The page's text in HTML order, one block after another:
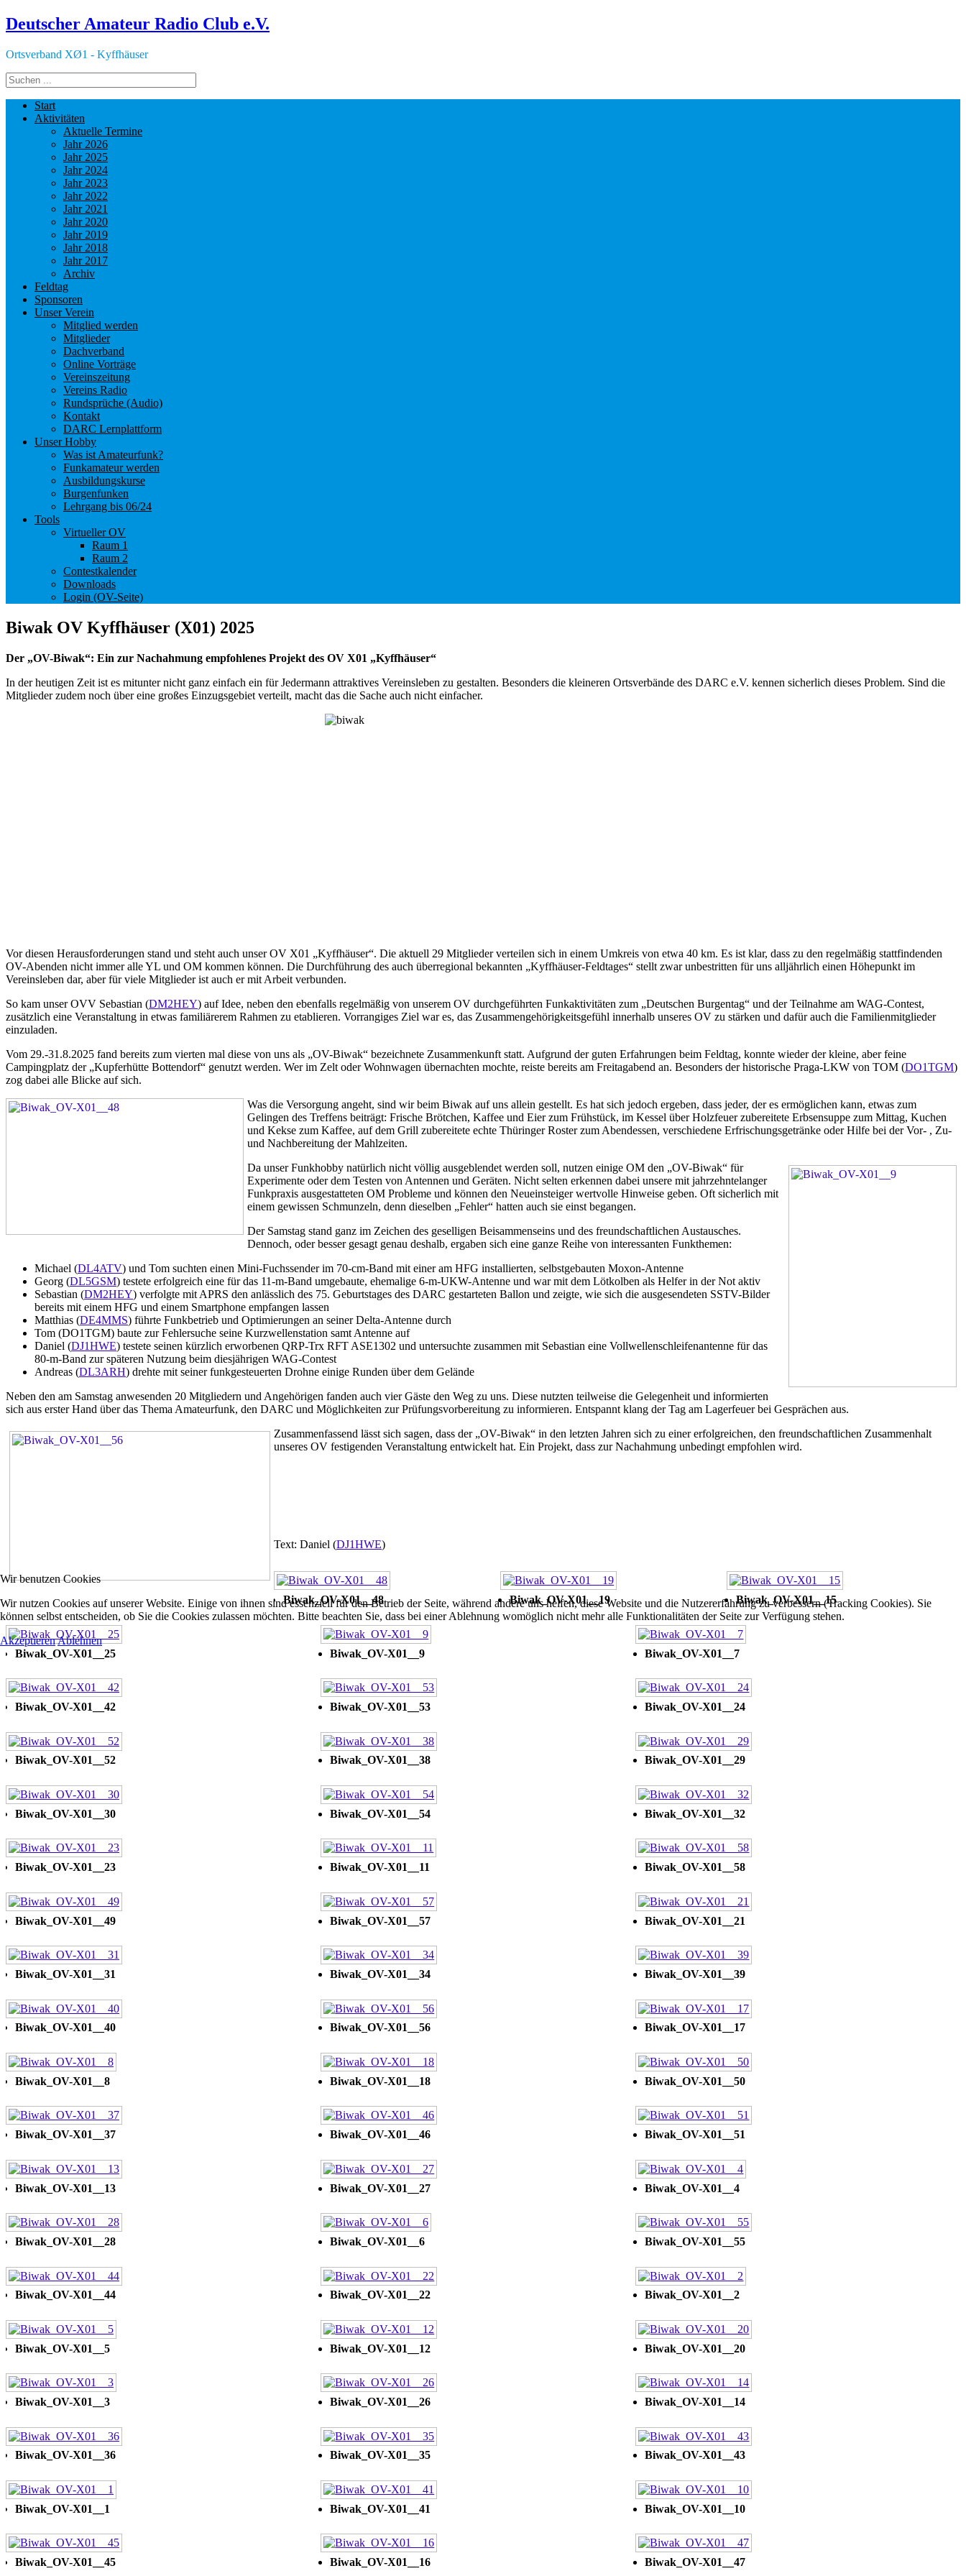
Deutscher Amateur Radio Club e.V.
Ortsverband XØ1 - Kyffhäuser
Start
Aktivitäten
Aktuelle Termine
Jahr 2026
Jahr 2025
Jahr 2024
Jahr 2023
Jahr 2022
Jahr 2021
Jahr 2020
Jahr 2019
Jahr 2018
Jahr 2017
Archiv
Feldtag
Sponsoren
Unser Verein
Mitglied werden
Mitglieder
Dachverband
Online Vorträge
Vereinszeitung
Vereins Radio
Rundsprüche (Audio)
Kontakt
DARC Lernplattform
Unser Hobby
Was ist Amateurfunk?
Funkamateur werden
Ausbildungskurse
Burgenfunken
Lehrgang bis 06/24
Tools
Virtueller OV
Raum 1
Raum 2
Contestkalender
Downloads
Login (OV-Seite)
Biwak OV Kyffhäuser (X01) 2025
Der „OV-Biwak“: Ein zur Nachahmung empfohlenes Projekt des OV X01 „Kyffhäuser“
In der heutigen Zeit ist es mitunter nicht ganz einfach ein für Jedermann attraktives Vereinsleben zu gestalten. Besonders die kleineren Ortsverbände des DARC e.V. kennen sicherlich dieses Problem. Sind die
Mitglieder zudem noch über eine großes Einzugsgebiet verteilt, macht das die Sache auch nicht einfacher.
Vor diesen Herausforderungen stand und steht auch unser OV X01 „Kyffhäuser“. Die aktuell 29 Mitglieder verteilen sich in einem Umkreis von etwa 40 km. Es ist klar, dass zu den regelmäßig stattfindenden
OV-Abenden nicht immer alle YL und OM kommen können. Die Durchführung des auch überregional bekannten „Kyffhäuser-Feldtages“ stellt zwar unbestritten für uns alljährlich einen Höhepunkt im
Vereinsleben dar, aber für viele Mitglieder ist auch er mit Arbeit verbunden.
So kam unser OVV Sebastian (DM2HEY) auf Idee, neben den ebenfalls regelmäßig von unserem OV durchgeführten Funkaktivitäten zum „Deutschen Burgentag“ und der Teilnahme am WAG-Contest,
zusätzlich eine Veranstaltung in etwas familiärerem Rahmen zu etablieren. Vorrangiges Ziel war es, das Zusammengehörigkeitsgefühl innerhalb unseres OV zu stärken und dafür auch die Familienmitglieder
einzuladen.
Vom 29.-31.8.2025 fand bereits zum vierten mal diese von uns als „OV-Biwak“ bezeichnete Zusammenkunft statt. Aufgrund der guten Erfahrungen beim Feldtag, konnte wieder der kleine, aber feine
Campingplatz der „Kupferhütte Bottendorf“ genutzt werden. Wer im Zelt oder Wohnwagen übernachten mochte, reiste bereits am Freitagabend an. Besonders der historische Praga-LKW von TOM (DO1TGM)
zog dabei alle Blicke auf sich.
Was die Versorgung angeht, sind wir beim Biwak auf uns allein gestellt. Es hat sich jedoch ergeben, dass jeder, der es ermöglichen kann, etwas zum
Gelingen des Treffens beiträgt: Frische Brötchen, Kaffee und Eier zum Frühstück, im Kessel über Holzfeuer zubereitete Erbsensuppe zum Mittag, Kuchen
und Kekse zum Kaffee, auf dem Grill zubereitete echte Thüringer Roster zum Abendessen, verschiedene Erfrischungsgetränke oder Hilfe bei der Vor- , Zu-
und Nachbereitung der Mahlzeiten.
Da unser Funkhobby natürlich nicht völlig ausgeblendet werden soll, nutzen einige OM den „OV-Biwak“ für
Experimente oder dem Testen von Antennen und Geräten. Nicht selten erkennen dabei unsere mit jahrzehntelanger
Funkpraxis ausgestatteten OM Probleme und können den Neueinsteiger wertvolle Hinweise geben. Oft sicherlich mit
einem gewissen Schmunzeln, denn dieselben „Fehler“ hatten auch sie einst begangen.
Der Samstag stand ganz im Zeichen des geselligen Beisammenseins und des freundschaftlichen Austausches.
Dennoch, oder besser gesagt genau deshalb, ergaben sich eine ganze Reihe von interessanten Funkthemen:
Michael (DL4ATV) und Tom suchten einen Mini-Fuchssender im 70-cm-Band mit einer am HFG installierten, selbstgebauten Moxon-Antenne
Georg (DL5GSM) testete erfolgreich eine für das 11-m-Band umgebaute, ehemalige 6-m-UKW-Antenne und war mit dem Lötkolben als Helfer in der Not aktiv
Sebastian (DM2HEY) verfolgte mit APRS den anlässlich des 75. Geburtstages des DARC gestarteten Ballon und zeigte, wie sich die ausgesendeten SSTV-Bilder
bereits mit einem HFG und einem Smartphone empfangen lassen
Matthias (DE4MMS) führte Funkbetrieb und Optimierungen an seiner Delta-Antenne durch
Tom (DO1TGM) baute zur Fehlersuche seine Kurzwellenstation samt Antenne auf
Daniel (DJ1HWE) testete seinen kürzlich erworbenen QRP-Trx RFT ASE1302 und untersuchte zusammen mit Sebastian eine Vollwellenschleifenantenne für das
80-m-Band zur späteren Nutzung beim diesjährigen WAG-Contest
Andreas (DL3ARH) drehte mit seiner funkgesteuerten Drohne einige Runden über dem Gelände
Neben den am Samstag anwesenden 20 Mitgliedern und Angehörigen fanden auch vier Gäste den Weg zu uns. Diese nutzten teilweise die Gelegenheit und informierten
sich aus erster Hand über das Thema Amateurfunk, den DARC und Möglichkeiten zur Prüfungsvorbereitung zu informieren. Entspannt klang der Tag am Lagerfeuer bei Gesprächen aus.
Zusammenfassend lässt sich sagen, dass der „OV-Biwak“ in den letzten Jahren sich zu einer erfolgreichen, den freundschaftlichen Zusammenhalt
unseres OV festigenden Veranstaltung entwickelt hat. Ein Projekt, dass zur Nachahmung unbedingt empfohlen wird.
Text: Daniel (DJ1HWE)
Biwak_OV-X01__48 Biwak_OV-X01__19 Biwak_OV-X01__15
Biwak_OV-X01__25 Biwak_OV-X01__9 Biwak_OV-X01__7
Biwak_OV-X01__42 Biwak_OV-X01__53 Biwak_OV-X01__24
Biwak_OV-X01__52 Biwak_OV-X01__38 Biwak_OV-X01__29
Biwak_OV-X01__30 Biwak_OV-X01__54 Biwak_OV-X01__32
Biwak_OV-X01__23 Biwak_OV-X01__11 Biwak_OV-X01__58
Biwak_OV-X01__49 Biwak_OV-X01__57 Biwak_OV-X01__21
Biwak_OV-X01__31 Biwak_OV-X01__34 Biwak_OV-X01__39
Biwak_OV-X01__40 Biwak_OV-X01__56 Biwak_OV-X01__17
Biwak_OV-X01__8 Biwak_OV-X01__18 Biwak_OV-X01__50
Biwak_OV-X01__37 Biwak_OV-X01__46 Biwak_OV-X01__51
Biwak_OV-X01__13 Biwak_OV-X01__27 Biwak_OV-X01__4
Biwak_OV-X01__28 Biwak_OV-X01__6 Biwak_OV-X01__55
Biwak_OV-X01__44 Biwak_OV-X01__22 Biwak_OV-X01__2
Biwak_OV-X01__5 Biwak_OV-X01__12 Biwak_OV-X01__20
Biwak_OV-X01__3 Biwak_OV-X01__26 Biwak_OV-X01__14
Biwak_OV-X01__36 Biwak_OV-X01__35 Biwak_OV-X01__43
Biwak_OV-X01__1 Biwak_OV-X01__41 Biwak_OV-X01__10
Biwak_OV-X01__45 Biwak_OV-X01__16 Biwak_OV-X01__47
Wir benutzen Cookies
Wir nutzen Cookies auf unserer Website. Einige von ihnen sind essenziell für den Betrieb der Seite, während andere uns helfen, diese Website und die Nutzererfahrung zu verbessern (Tracking Cookies). Sie
können selbst entscheiden, ob Sie die Cookies zulassen möchten. Bitte beachten Sie, dass bei einer Ablehnung womöglich nicht mehr alle Funktionalitäten der Seite zur Verfügung stehen.
AkzeptierenAblehnen